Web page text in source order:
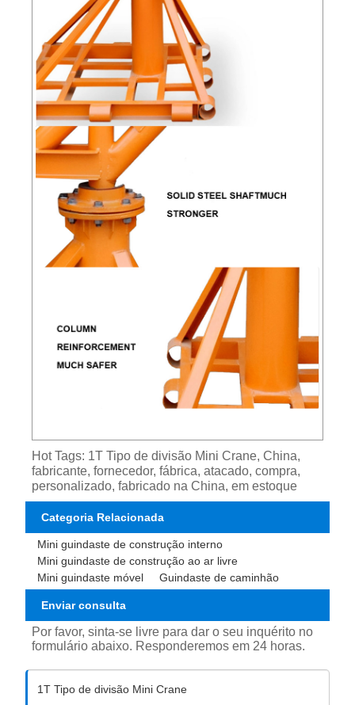
Hot Tags: 1T Tipo de divisão Mini Crane, China,
fabricante, fornecedor, fábrica, atacado, compra,
personalizado, fabricado na China, em estoque
Categoria Relacionada
Mini guindaste de construção interno
Mini guindaste de construção ao ar livre
Mini guindaste móvel
Guindaste de caminhão
Enviar consulta
Por favor, sinta-se livre para dar o seu inquérito no
formulário abaixo. Responderemos em 24 horas.